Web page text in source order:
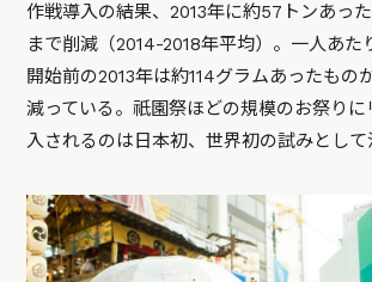
作戦導入の結果、2013年に約57トンあっ
まで削減（2014-2018年平均）。一人あた
開始前の2013年は約114グラムあったもの
減っている。祇園祭ほどの規模のお祭り
入されるのは日本初、世界初の試みとして